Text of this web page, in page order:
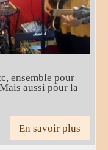
ensemble pour
aussi pour la
En savoir plus